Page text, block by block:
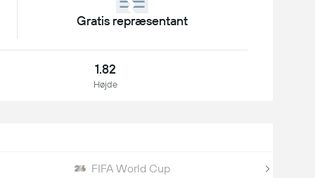
Gratis repræsentant
1.82
Højde
FIFA World Cup